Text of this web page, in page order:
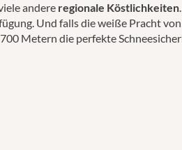
andere regionale Köstlichkeiten
Und falls die weiße Pracht
Metern die perfekte